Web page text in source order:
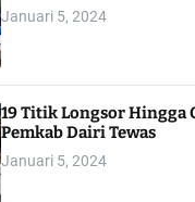
Januari 5, 2024
19 Titik Longsor Hingga
Pemkab Dairi Tewas
Januari 5, 2024